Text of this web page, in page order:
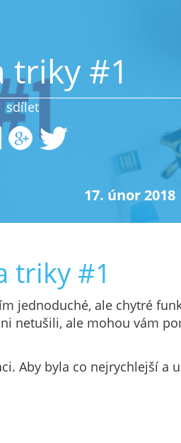
triky #1
sdílet
17. únor 2018
triky #1
jednoduché, ale chytré
netušili, ale mohou vám
Aby byla co nejrychlejší a